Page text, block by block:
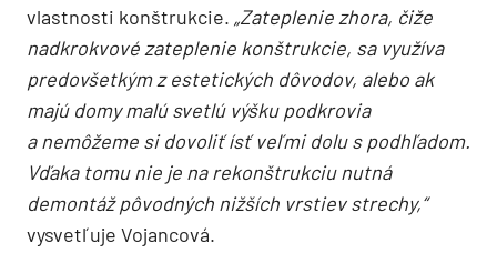
vlastnosti konštrukcie. „Zateplenie zhora, čiže
nadkrokvové zateplenie konštrukcie, sa využíva
predovšetkým z estetických dôvodov, alebo ak
majú domy malú svetlú výšku podkrovia
a nemôžeme si dovoliť ísť veľmi dolu s podhľadom.
Vďaka tomu nie je na rekonštrukciu nutná
demontáž pôvodných nižších vrstiev strechy,“
vysvetľuje Vojancová.